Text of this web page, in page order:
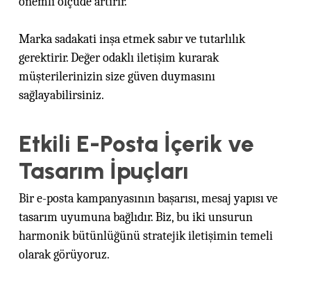
Marka sadakati inşa etmek sabır ve tutarlılık
gerektirir. Değer odaklı iletişim kurarak
müşterilerinizin size güven duymasını
sağlayabilirsiniz.
Etkili E-Posta İçerik ve
Tasarım İpuçları
Bir e-posta kampanyasının başarısı, mesaj yapısı ve
tasarım uyumuna bağlıdır. Biz, bu iki unsurun
harmonik bütünlüğünü stratejik iletişimin temeli
olarak görüyoruz.